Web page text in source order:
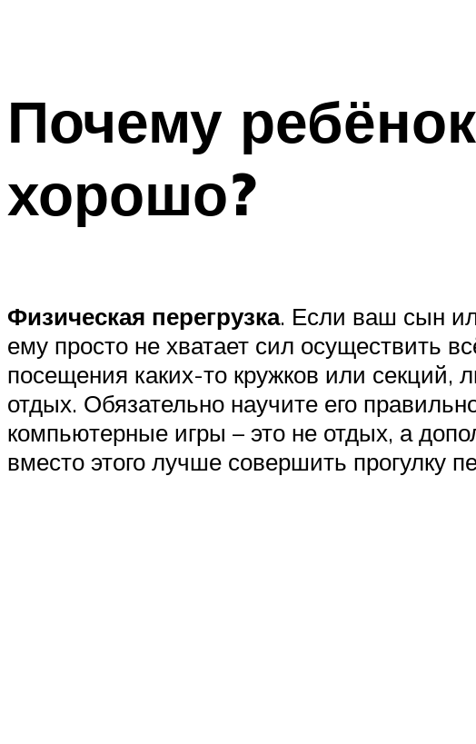
Почему
хорошо?
Физическая перегрузка. Если ваш сын
ему просто не хватает сил осуществить
посещения каких-то кружков или секций,
отдых. Обязательно научите его
компьютерные игры – это не отдых, а
вместо этого лучше совершить прогулку